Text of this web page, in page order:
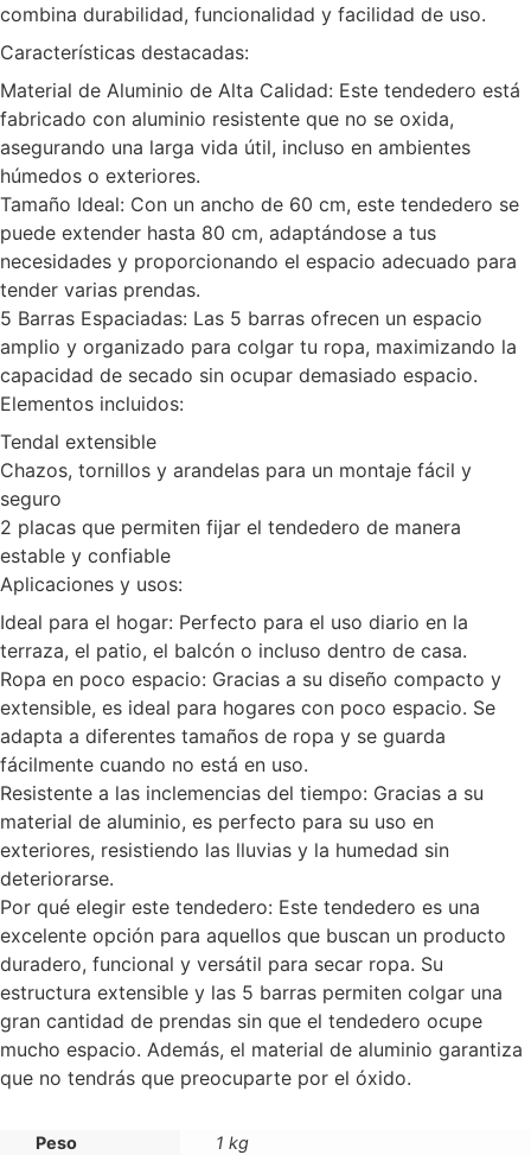
combina durabilidad, funcionalidad y facilidad de uso.
Características destacadas:
Material de Aluminio de Alta Calidad: Este tendedero está
fabricado con aluminio resistente que no se oxida,
asegurando una larga vida útil, incluso en ambientes
húmedos o exteriores.
Tamaño Ideal: Con un ancho de 60 cm, este tendedero se
puede extender hasta 80 cm, adaptándose a tus
necesidades y proporcionando el espacio adecuado para
tender varias prendas.
5 Barras Espaciadas: Las 5 barras ofrecen un espacio
amplio y organizado para colgar tu ropa, maximizando la
capacidad de secado sin ocupar demasiado espacio.
Elementos incluidos:
Tendal extensible
Chazos, tornillos y arandelas para un montaje fácil y
seguro
2 placas que permiten fijar el tendedero de manera
estable y confiable
Aplicaciones y usos:
Ideal para el hogar: Perfecto para el uso diario en la
terraza, el patio, el balcón o incluso dentro de casa.
Ropa en poco espacio: Gracias a su diseño compacto y
extensible, es ideal para hogares con poco espacio. Se
adapta a diferentes tamaños de ropa y se guarda
fácilmente cuando no está en uso.
Resistente a las inclemencias del tiempo: Gracias a su
material de aluminio, es perfecto para su uso en
exteriores, resistiendo las lluvias y la humedad sin
deteriorarse.
Por qué elegir este tendedero: Este tendedero es una
excelente opción para aquellos que buscan un producto
duradero, funcional y versátil para secar ropa. Su
estructura extensible y las 5 barras permiten colgar una
gran cantidad de prendas sin que el tendedero ocupe
mucho espacio. Además, el material de aluminio garantiza
que no tendrás que preocuparte por el óxido.
Peso
1 kg